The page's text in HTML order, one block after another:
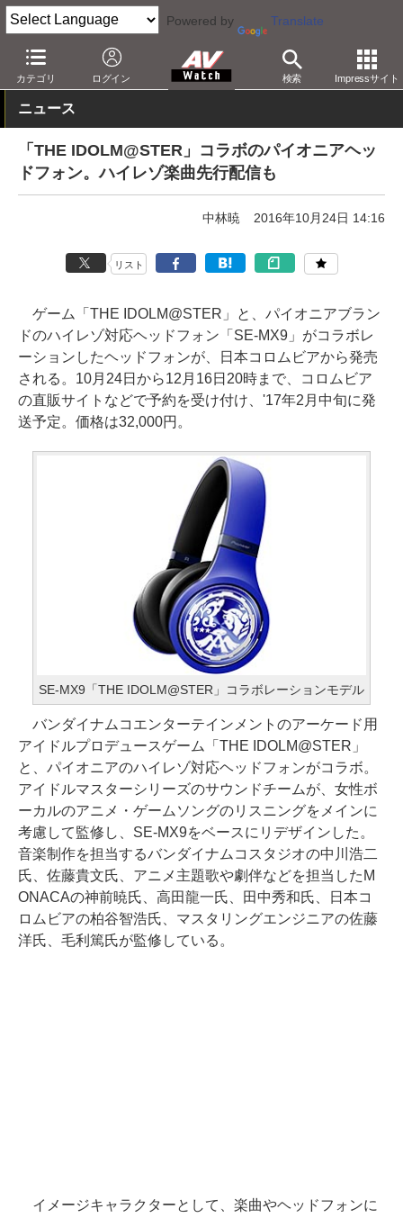
Powered by Translate
カテゴリ ログイン 検索 Impressサイト
AV Watch 製品 ヘッドフォン パイオニア
ニュース
「THE IDOLM@STER」コラボのパイオニアヘッ
ドフォン。ハイレゾ楽曲先行配信も
中林暁 2016年10月24日 14:16
リスト
ゲーム「THE IDOLM@STER」と、パイオニアブラン
ドのハイレゾ対応ヘッドフォン「SE-MX9」がコラボレ
ーションしたヘッドフォンが、日本コロムビアから発売
される。10月24日から12月16日20時まで、コロムビア
の直販サイトなどで予約を受け付け、'17年2月中旬に発
送予定。価格は32,000円。
SE-MX9「THE IDOLM@STER」コラボレーションモデル
バンダイナムコエンターテインメントのアーケード用
アイドルプロデュースゲーム「THE IDOLM@STER」
と、パイオニアのハイレゾ対応ヘッドフォンがコラボ。
アイドルマスターシリーズのサウンドチームが、女性ボ
ーカルのアニメ・ゲームソングのリスニングをメインに
考慮して監修し、SE-MX9をベースにリデザインした。
音楽制作を担当するバンダイナムコスタジオの中川浩二
氏、佐藤貴文氏、アニメ主題歌や劇伴などを担当したM
ONACAの神前暁氏、高田龍一氏、田中秀和氏、日本コ
ロムビアの柏谷智浩氏、マスタリングエンジニアの佐藤
洋氏、毛利篤氏が監修している。
イメージキャラクターとして、楽曲やヘッドフォンに